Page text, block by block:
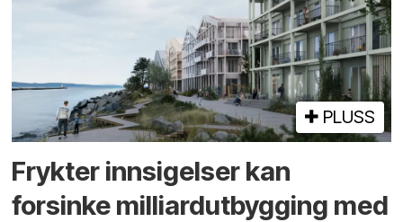
PLUSS
Frykter innsigelser kan
forsinke milliard­utbygging med